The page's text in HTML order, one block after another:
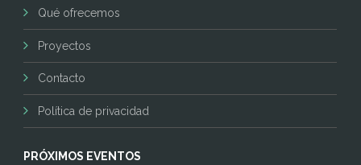
Qué ofrecemos
Proyectos
Contacto
Política de privacidad
PRÓXIMOS EVENTOS